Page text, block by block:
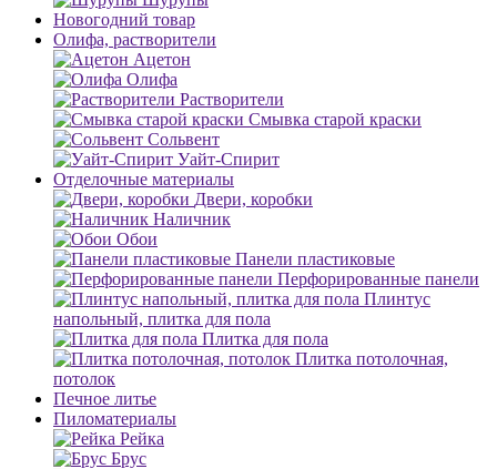
Новогодний товар
Олифа, растворители
Ацетон
Олифа
Растворители
Смывка старой краски
Сольвент
Уайт-Спирит
Отделочные материалы
Двери, коробки
Наличник
Обои
Панели пластиковые
Перфорированные панели
Плинтус
напольный, плитка для пола
Плитка для пола
Плитка потолочная,
потолок
Печное литье
Пиломатериалы
Рейка
Брус